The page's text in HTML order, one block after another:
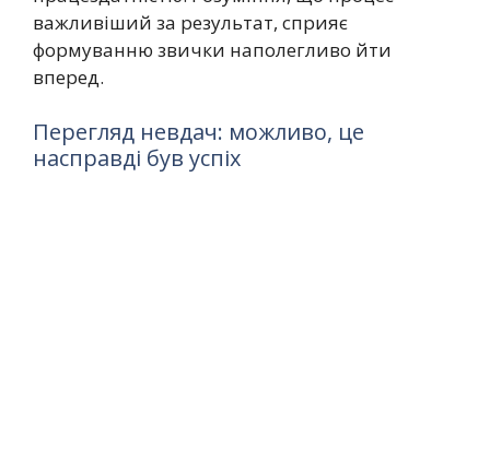
важливіший за результат, сприяє
формуванню звички наполегливо йти
вперед.
Перегляд невдач: можливо, це
насправді був успіх